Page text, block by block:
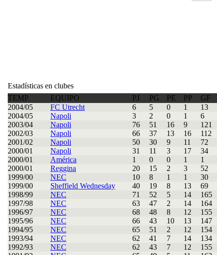
Estadísticas en clubes
TEMP.
EQUIPO PJ PG PE PP
GF
2004/05
FC Utrecht 6 5 0 1
13
2004/05
Napoli 3 2 0 1
6
2003/04
Napoli 76 51 16 9
121
2002/03
Napoli 66 37 13 16
112
2001/02
Napoli 50 30 9 11
72
2000/01
Napoli 31 11 3 17
34
2000/01
América 1 0 0 1
1
2000/01
Reggina 20 15 2 3
52
1999/00
NEC 10 8 1 1
30
1999/00
Sheffield Wednesday 40 19 8 13
69
1998/99
NEC 71 52 5 14
165
1997/98
NEC 63 47 2 14
164
1996/97
NEC 68 48 8 12
155
1995/96
NEC 66 43 10 13
147
1994/95
NEC 65 51 2 12
154
1993/94
NEC 62 41 7 14
134
1992/93
NEC 62 43 7 12
155